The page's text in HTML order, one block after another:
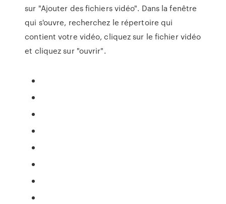
sur "Ajouter des fichiers vidéo". Dans la fenêtre
qui s'ouvre, recherchez le répertoire qui
contient votre vidéo, cliquez sur le fichier vidéo
et cliquez sur "ouvrir".